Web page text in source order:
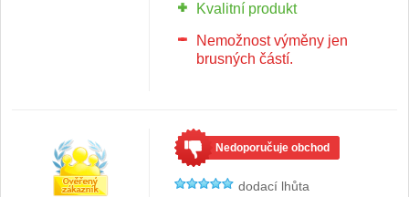
Kvalitní produkt
Nemožnost výměny jen
brusných částí.
Nedoporučuje obchod
dodací lhůta